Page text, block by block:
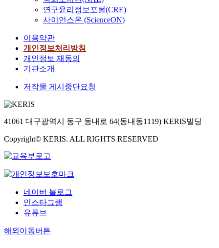
연구윤리정보포털(CRE)
사이언스온 (ScienceON)
이용약관
개인정보처리방침
개인정보 재동의
기관소개
저작물 게시중단요청
41061 대구광역시 동구 동내로 64(동내동1119) KERIS빌딩
Copyright© KERIS. ALL RIGHTS RESERVED
네이버 블로그
인스타그램
유튜브
해외이동버튼